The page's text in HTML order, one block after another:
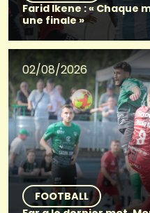
Farid Ikene : « Chaque
une finale »
02/08/2026
FOOTBALL